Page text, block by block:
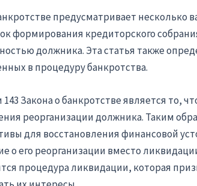
предусматривает несколько
формирования кредиторского
должника. Эта статья также
в процедуру банкротства.
Закона о банкротстве является то,
реорганизации должника. Таким
для восстановления финансовой
о его реорганизации вместо
процедура ликвидации, которая